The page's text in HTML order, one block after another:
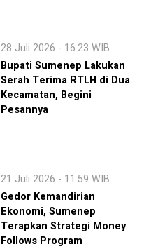
28 Juli 2026 - 16:23 WIB
Bupati Sumenep Lakukan
Serah Terima RTLH di Dua
Kecamatan, Begini
Pesannya
21 Juli 2026 - 11:59 WIB
Gedor Kemandirian
Ekonomi, Sumenep
Terapkan Strategi Money
Follows Program